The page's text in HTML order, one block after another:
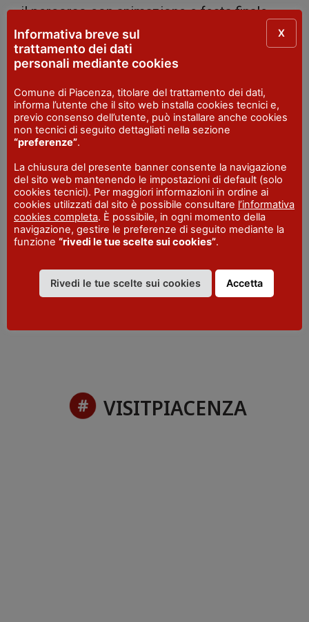
il percorso con animazione e festa finale.
Per partecipare è obbligatorio l’acquisto
della tessera, in vendita dal 25 maggio
esclusivamente nei punti prevendita indicati
sul sito ufficiale dell’evento.
Vigoleno- piazza IV Novembre - Vernasca
Punto d'arrivo- piazza della Vittoria -
Vernasca
DATE
CONTATTI
https://lanottedeibrigantivigoleno.it/
VISITPIACENZA
Informativa breve sul
trattamento dei dati
personali mediante cookies
Comune di Piacenza, titolare del trattamento dei dati,
informa l’utente che il sito web installa cookies tecnici e,
previo consenso dell’utente, può installare anche cookies
non tecnici di seguito dettagliati nella sezione
“preferenze”.
La chiusura del presente banner consente la navigazione
del sito web mantenendo le impostazioni di default (solo
cookies tecnici). Per maggiori informazioni in ordine ai
cookies utilizzati dal sito è possibile consultare l’informativa
cookies completa. È possibile, in ogni momento della
navigazione, gestire le preferenze di seguito mediante la
funzione “rivedi le tue scelte sui cookies”.
Rivedi le tue scelte sui cookies Accetta
X